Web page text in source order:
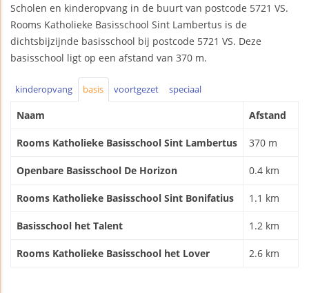
Scholen en kinderopvang in de buurt van postcode 5721 VS.
Rooms Katholieke Basisschool Sint Lambertus is de
dichtsbijzijnde basisschool bij postcode 5721 VS. Deze
basisschool ligt op een afstand van 370 m.
kinderopvang basis voortgezet speciaal
Naam Afstand
Rooms Katholieke Basisschool Sint Lambertus 370 m
Openbare Basisschool De Horizon 0.4 km
Rooms Katholieke Basisschool Sint Bonifatius 1.1 km
Basisschool het Talent 1.2 km
Rooms Katholieke Basisschool het Lover 2.6 km